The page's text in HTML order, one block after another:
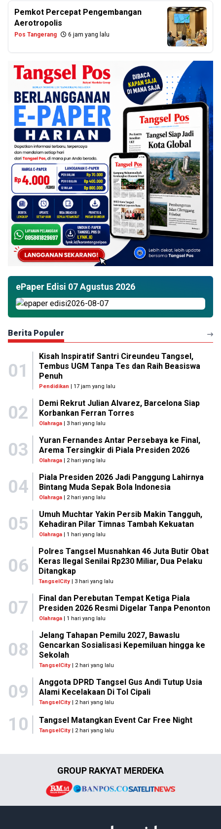
Pemkot Percepat Pengembangan
Aerotropolis
Pos Tangerang 6 jam yang lalu
ePaper Edisi 07 Agustus 2026
Berita Populer
01
Kisah Inspiratif Santri Cireundeu Tangsel,
Tembus UGM Tanpa Tes dan Raih Beasiswa
Penuh
Pendidikan | 17 jam yang lalu
02
Demi Rekrut Julian Alvarez, Barcelona Siap
Korbankan Ferran Torres
Olahraga| 3 hari yang lalu
03
Yuran Fernandes Antar Persebaya ke Final,
Arema Tersingkir di Piala Presiden 2026
Olahraga| 2 hari yang lalu
04
Piala Presiden 2026 Jadi Panggung Lahirnya
Bintang Muda Sepak Bola Indonesia
Olahraga| 2 hari yang lalu
05
Umuh Muchtar Yakin Persib Makin Tangguh,
Kehadiran Pilar Timnas Tambah Kekuatan
Olahraga| 1 hari yang lalu
06
Polres Tangsel Musnahkan 46 Juta Butir Obat
Keras Ilegal Senilai Rp230 Miliar, Dua Pelaku
Ditangkap
TangselCity | 3 hari yang lalu
07
Final dan Perebutan Tempat Ketiga Piala
Presiden 2026 Resmi Digelar Tanpa Penonton
Olahraga| 1 hari yang lalu
08
Jelang Tahapan Pemilu 2027, Bawaslu
Gencarkan Sosialisasi Kepemiluan hingga ke
Sekolah
TangselCity| 2 hari yang lalu
09
Anggota DPRD Tangsel Gus Andi Tutup Usia
Alami Kecelakaan Di Tol Cipali
TangselCity| 2 hari yang lalu
10 Tangsel Matangkan Event Car Free Night
TangselCity | 2 hari yang lalu
GROUP RAKYAT MERDEKA